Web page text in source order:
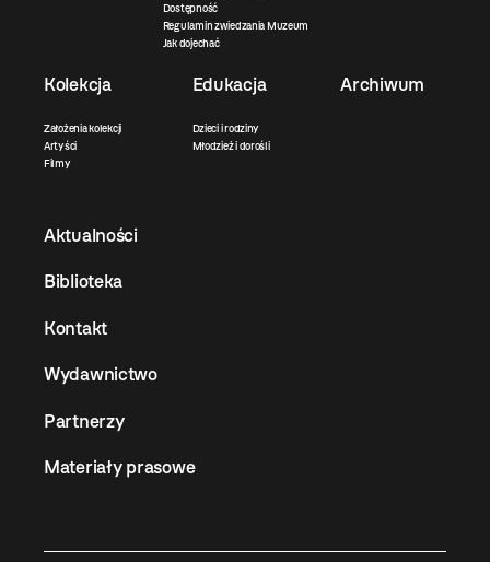
Dostępność
Regulamin zwiedzania Muzeum
Jak dojechać
Kolekcja
Założenia kolekcji
Artyści
Filmy
Edukacja
Dzieci i rodziny
Młodzież i dorośli
Archiwum
Aktualności
Biblioteka
Kontakt
Wydawnictwo
Partnerzy
Materiały prasowe